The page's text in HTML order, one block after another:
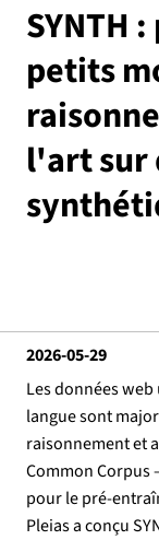
SYNTH
petits
l'art sur
2026-05-29
Les données
langue sont
raisonnement et
Common Corpus
pour le pré-
Pleias a conçu